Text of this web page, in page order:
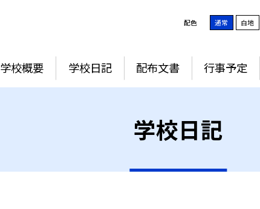
配色 通常 白地
学校概要 学校日記 配布文書 行事予定
学校日記